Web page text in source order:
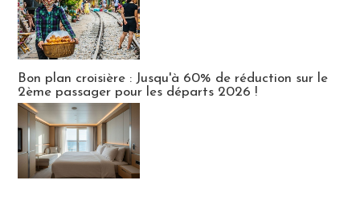
Bon plan croisière : Jusqu'à 60% de réduction sur le
2ème passager pour les départs 2026 !